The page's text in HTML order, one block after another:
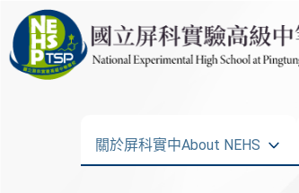
關於屏科實中About NEHS